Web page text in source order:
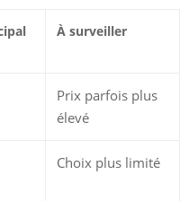
À surveiller
Prix parfois plus
élevé
Choix plus limité